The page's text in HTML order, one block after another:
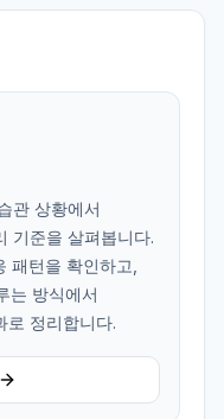
관 상황에서
기준을 살펴봅니다.
패턴을 확인하고,
는 방식에서
로 정리합니다.